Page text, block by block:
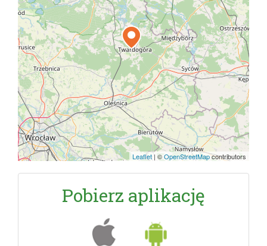
Leaflet | ©OpenStreetMapcontributors
Pobierz aplikację